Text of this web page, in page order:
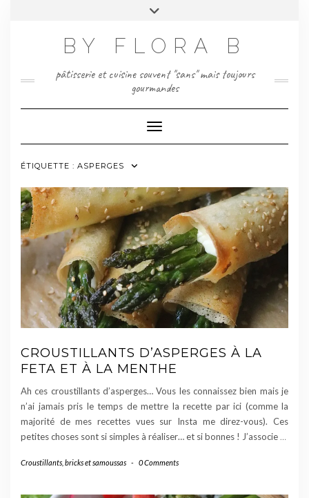
BY FLORA B
pâtisserie et cuisine souvent "sans" mais toujours
gourmandes
Toggle Navigation
ÉTIQUETTE : ASPERGES
CROUSTILLANTS D’ASPERGES À LA
FETA ET À LA MENTHE
Ah ces croustillants d’asperges… Vous les connaissez bien mais je
n’ai jamais pris le temps de mettre la recette par ici (comme la
majorité de mes recettes vues sur Insta me direz-vous). Ces
petites choses sont si simples à réaliser… et si bonnes ! J’associe…
Croustillants, bricks et samoussas - 0 Comments